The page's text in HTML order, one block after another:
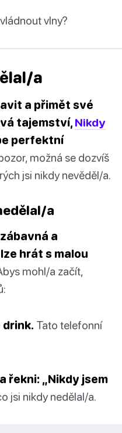
vlny?
a
a přimět své
tajemství, Nikdy
perfektní
možná se dozvíš
jsi nikdy nevěděl/a.
a
a
hrát s malou
mohl/a začít,
drink. Tato telefonní
řekni: „Nikdy jsem
jsi nikdy nedělal/a.